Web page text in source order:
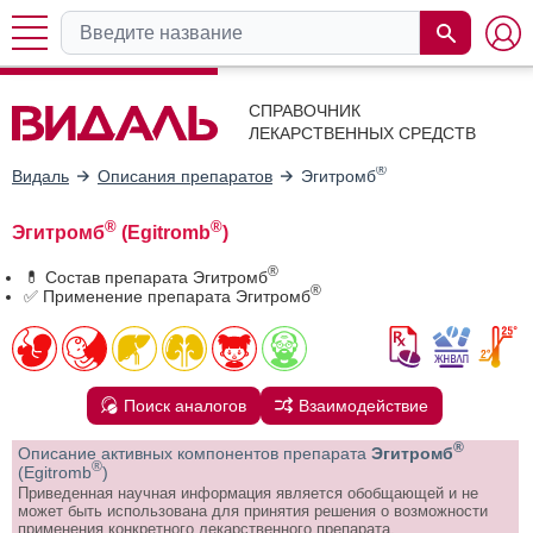
СПРАВОЧНИК
ЛЕКАРСТВЕННЫХ СРЕДСТВ
Видаль Описания препаратов Эгитромб®
Эгитромб® (Egitromb®)
💊 Состав препарата Эгитромб®
✅ Применение препарата Эгитромб®
Поиск аналогов Взаимодействие
Описание активных компонентов препарата Эгитромб®
(Egitromb®)
Приведенная научная информация является обобщающей и не
может быть использована для принятия решения о возможности
применения конкретного лекарственного препарата.